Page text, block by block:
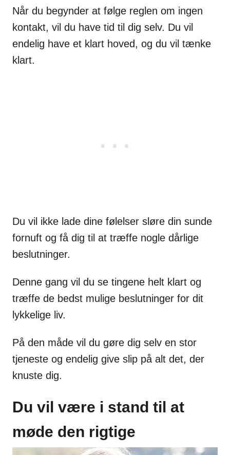
Når du begynder at følge reglen om ingen
kontakt, vil du have tid til dig selv. Du vil
endelig have et klart hoved, og du vil tænke
klart.
Du vil ikke lade dine følelser sløre din sunde
fornuft og få dig til at træffe nogle dårlige
beslutninger.
Denne gang vil du se tingene helt klart og
træffe de bedst mulige beslutninger for dit
lykkelige liv.
På den måde vil du gøre dig selv en stor
tjeneste og endelig give slip på alt det, der
knuste dig.
Du vil være i stand til at
møde den rigtige